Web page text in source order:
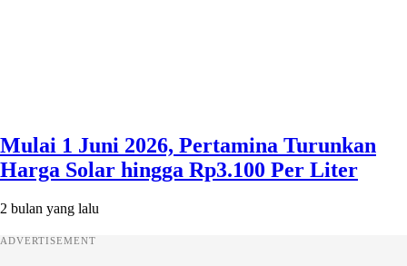
Mulai 1 Juni 2026, Pertamina Turunkan
Harga Solar hingga Rp3.100 Per Liter
2 bulan yang lalu
ADVERTISEMENT